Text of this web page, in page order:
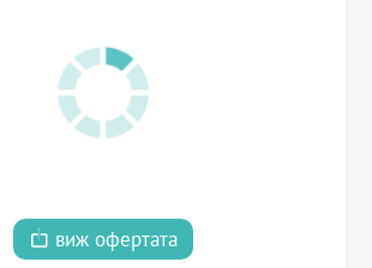
виж офертата